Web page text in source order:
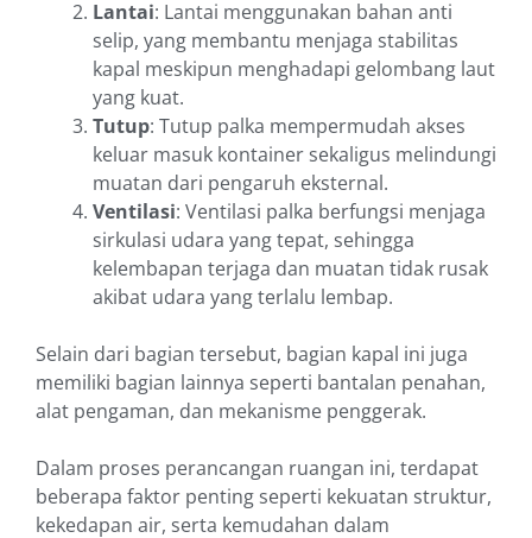
Lantai: Lantai menggunakan bahan anti
selip, yang membantu menjaga stabilitas
kapal meskipun menghadapi gelombang laut
yang kuat.
Tutup: Tutup palka mempermudah akses
keluar masuk kontainer sekaligus melindungi
muatan dari pengaruh eksternal.
Ventilasi: Ventilasi palka berfungsi menjaga
sirkulasi udara yang tepat, sehingga
kelembapan terjaga dan muatan tidak rusak
akibat udara yang terlalu lembap.
Selain dari bagian tersebut, bagian kapal ini juga
memiliki bagian lainnya seperti bantalan penahan,
alat pengaman, dan mekanisme penggerak.
Dalam proses perancangan ruangan ini, terdapat
beberapa faktor penting seperti kekuatan struktur,
kekedapan air, serta kemudahan dalam